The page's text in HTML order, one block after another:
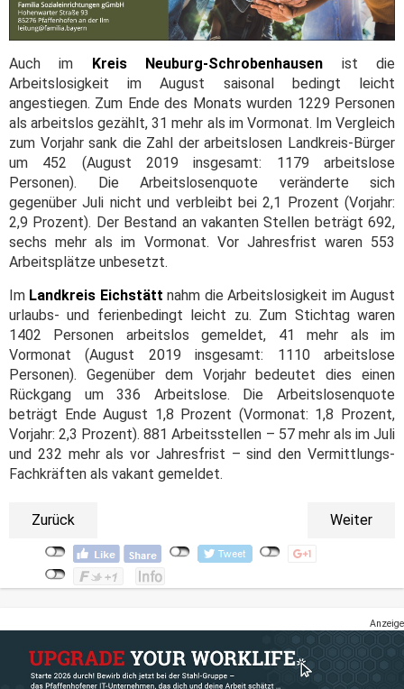
Auch im Kreis Neuburg-Schrobenhausen ist die
Arbeitslosigkeit im August saisonal bedingt leicht
angestiegen. Zum Ende des Monats wurden 1229 Personen
als arbeitslos gezählt, 31 mehr als im Vormonat. Im Vergleich
zum Vorjahr sank die Zahl der arbeitslosen Landkreis-Bürger
um 452 (August 2019 insgesamt: 1179 arbeitslose
Personen). Die Arbeitslosenquote veränderte sich
gegenüber Juli nicht und verbleibt bei 2,1 Prozent (Vorjahr:
2,9 Prozent). Der Bestand an vakanten Stellen beträgt 692,
sechs mehr als im Vormonat. Vor Jahresfrist waren 553
Arbeitsplätze unbesetzt.
Im Landkreis Eichstätt nahm die Arbeitslosigkeit im August
urlaubs- und ferienbedingt leicht zu. Zum Stichtag waren
1402 Personen arbeitslos gemeldet, 41 mehr als im
Vormonat (August 2019 insgesamt: 1110 arbeitslose
Personen). Gegenüber dem Vorjahr bedeutet dies einen
Rückgang um 336 Arbeitslose. Die Arbeitslosenquote
beträgt Ende August 1,8 Prozent (Vormonat: 1,8 Prozent,
Vorjahr: 2,3 Prozent). 881 Arbeitsstellen – 57 mehr als im Juli
und 232 mehr als vor Jahresfrist – sind den Vermittlungs-
Fachkräften als vakant gemeldet.
Zurück Weiter
Anzeige